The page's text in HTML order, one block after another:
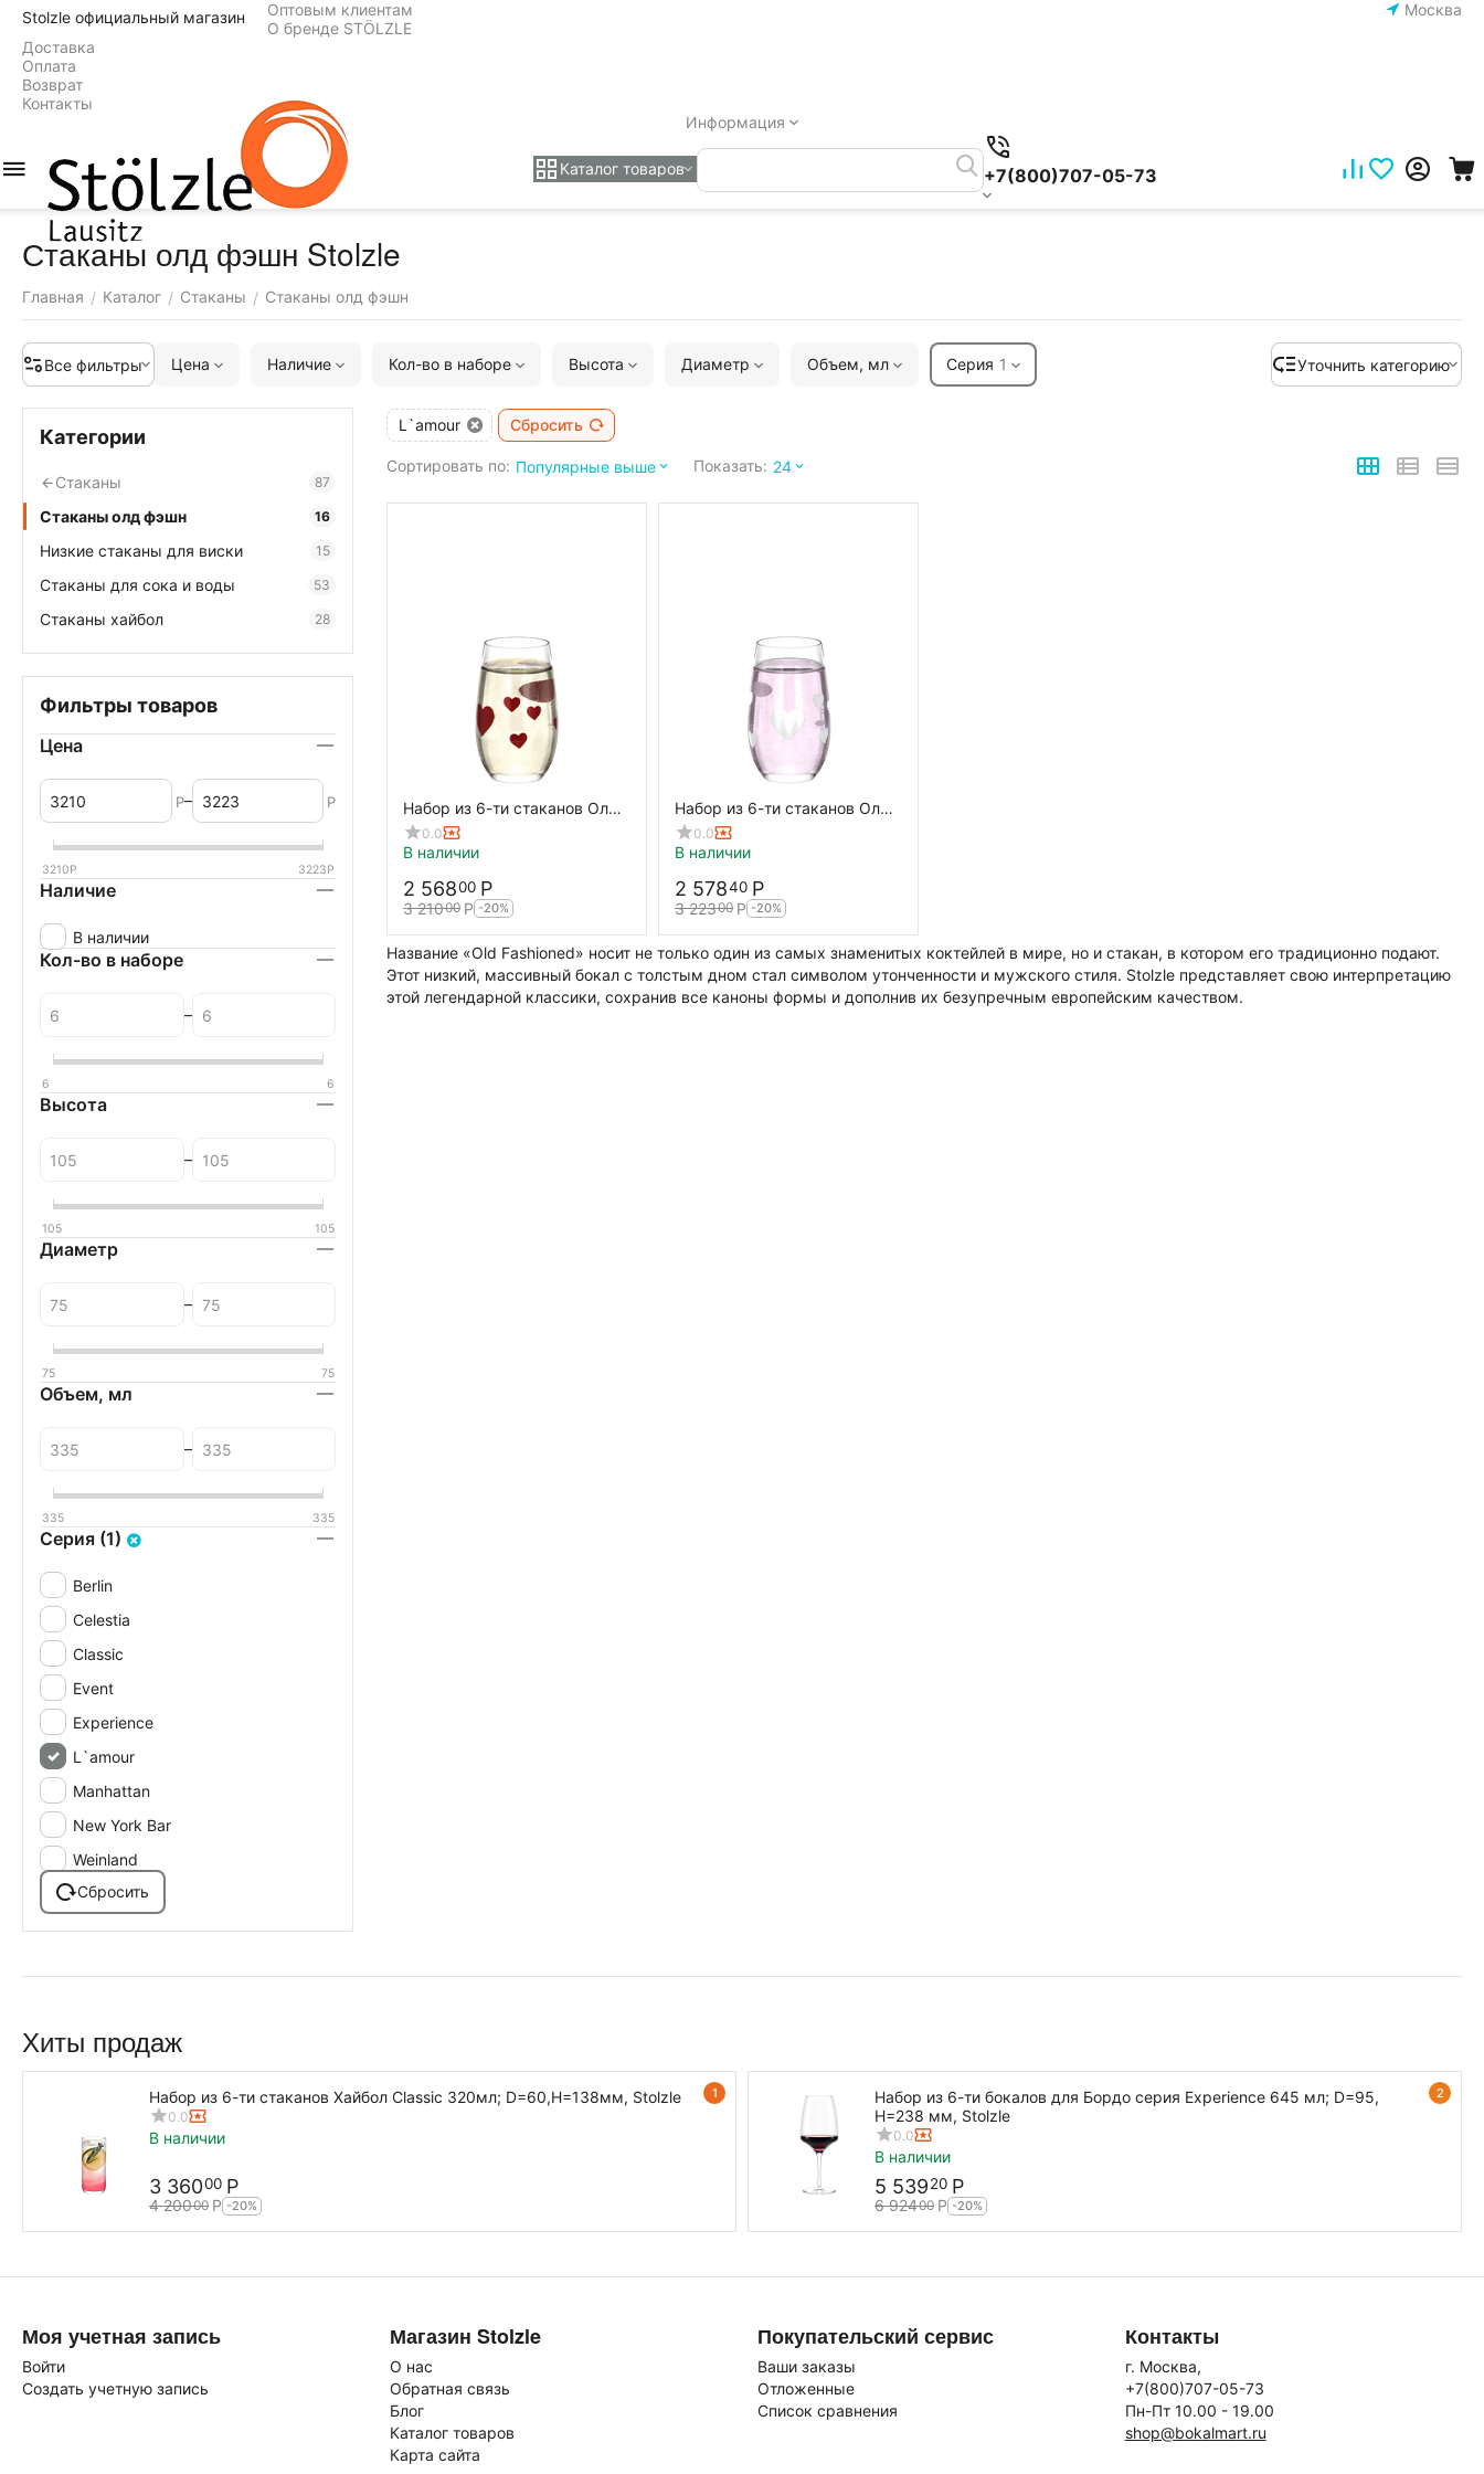
Stolzle официальный магазин Москва
Оптовым клиентам
О бренде STÖLZLE
Доставка
Оплата
Возврат
Контакты
Информация
Каталог товаров +7(800)707-05-73
Стаканы олд фэшн Stolzle
Главная / Каталог / Стаканы / Стаканы олд фэшн
Все фильтры Цена Наличие Кол-во в наборе Высота Диаметр Объем, мл Серия 1 Уточнить категорию
L`amour Сбросить
Сортировать по: Популярные выше Показать: 24
Набор из 6-ти стаканов Олд
Фэшн L`amour, 335 мл, D 75
мм, H 105 мм, прозрачный/
красный, Stolzle
0.0
В наличии
2 56800 Р
3 21000 Р -20%
Набор из 6-ти стаканов Олд
Фэшн L`amour, 335 мл, D 75
мм, H 105 мм, Stolzle
0.0
В наличии
2 57840 Р
3 22300 Р -20%
Название «Old Fashioned» носит не только один из самых знаменитых коктейлей в мире, но и стакан, в котором его традиционно подают.
Этот низкий, массивный бокал с толстым дном стал символом утонченности и мужского стиля. Stolzle представляет свою интерпретацию
этой легендарной классики, сохранив все каноны формы и дополнив их безупречным европейским качеством.
Категории
Стаканы 87
Стаканы олд фэшн 16
Низкие стаканы для виски 15
Стаканы для сока и воды 53
Стаканы хайбол 28
Фильтры товаров
Цена
Р– Р
3210Р 3223Р
Наличие
В наличии
Кол-во в наборе
–
6 6
Высота
–
105 105
Диаметр
–
75 75
Объем, мл
–
335 335
Серия (1)
Berlin
Celestia
Classic
Event
Experience
L`amour
Manhattan
New York Bar
Weinland
Сбросить
Хиты продаж
1
Набор из 6-ти стаканов Хайбол Classic 320мл; D=60,H=138мм, Stolzle
0.0
В наличии
3 36000 Р
4 20000 Р -20%
2
Набор из 6-ти бокалов для Бордо серия Experience 645 мл; D=95,
H=238 мм, Stolzle
0.0
В наличии
5 53920 Р
6 92400 Р -20%
Моя учетная запись
Войти
Создать учетную запись
Магазин Stolzle
О нас
Обратная связь
Блог
Каталог товаров
Карта сайта
Покупательский сервис
Ваши заказы
Отложенные
Список сравнения
Контакты
г. Москва,
+7(800)707-05-73
Пн-Пт 10.00 - 19.00
shop@bokalmart.ru